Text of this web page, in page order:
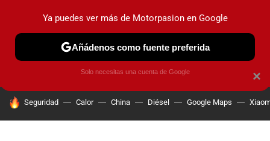
PRUEBAS COCHES ELÉCTRICOS OBSERVATORIO
HOY SE HABLA DE
Seguridad Calor China Diésel Google Maps
×
Ya puedes ver más de Motorpasion en Google
Añádenos como fuente preferida
Solo necesitas una cuenta de Google